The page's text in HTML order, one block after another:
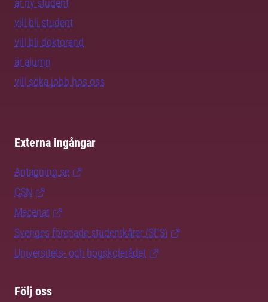
är ny student
vill bli student
vill bli doktorand
är alumn
vill söka jobb hos oss
Externa ingångar
Antagning.se
CSN
Mecenat
Sveriges förenade studentkårer (SFS)
Universitets- och högskolerådet
Följ oss